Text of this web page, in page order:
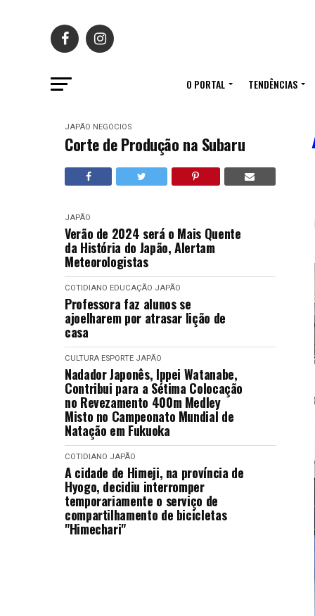
O PORTAL TENDÊNCIAS
JAPÃO NEGÓCIOS
Corte de Produção na Subaru
JAPÃO
Verão de 2024 será o Mais Quente
da História do Japão, Alertam
Meteorologistas
COTIDIANO EDUCAÇÃO JAPÃO
Professora faz alunos se
ajoelharem por atrasar lição de
casa
CULTURA ESPORTE JAPÃO
Nadador Japonês, Ippei Watanabe,
Contribui para a Sétima Colocação
no Revezamento 400m Medley
Misto no Campeonato Mundial de
Natação em Fukuoka
COTIDIANO JAPÃO
A cidade de Himeji, na província de
Hyogo, decidiu interromper
temporariamente o serviço de
compartilhamento de bicicletas
"Himechari"